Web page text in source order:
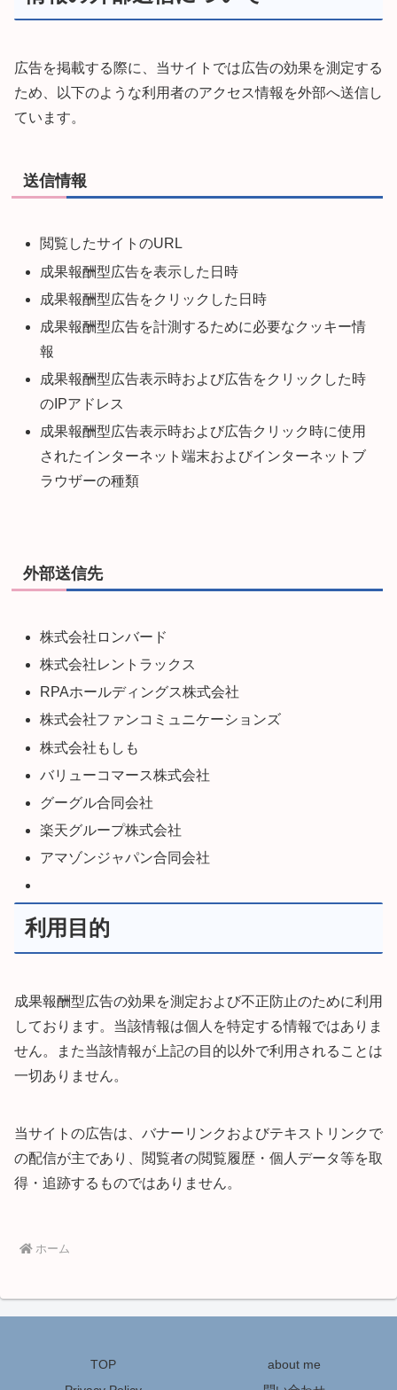
広告を掲載する際に、当サイトでは広告の効果を測定する
ため、以下のような利用者のアクセス情報を外部へ送信し
ています。
送信情報
閲覧したサイトのURL
成果報酬型広告を表示した日時
成果報酬型広告をクリックした日時
成果報酬型広告を計測するために必要なクッキー情
報
成果報酬型広告表示時および広告をクリックした時
のIPアドレス
成果報酬型広告表示時および広告クリック時に使用
されたインターネット端末およびインターネットブ
ラウザーの種類
外部送信先
株式会社ロンバード
株式会社レントラックス
RPAホールディングス株式会社
株式会社ファンコミュニケーションズ
株式会社もしも
バリューコマース株式会社
グーグル合同会社
楽天グループ株式会社
アマゾンジャパン合同会社
利用目的
成果報酬型広告の効果を測定および不正防止のために利用
しております。当該情報は個人を特定する情報ではありま
せん。また当該情報が上記の目的以外で利用されることは
一切ありません。
当サイトの広告は、バナーリンクおよびテキストリンクで
の配信が主であり、閲覧者の閲覧履歴・個人データ等を取
得・追跡するものではありません。
ホーム
TOP
about me